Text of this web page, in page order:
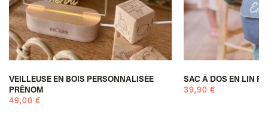
VEILLEUSE EN BOIS PERSONNALISÉE
PRÉNOM
49,00 €
SAC À DOS EN LIN
39,90 €